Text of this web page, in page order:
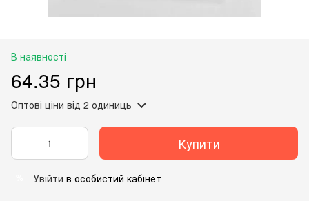
В наявності
64.35 грн
Оптові ціни від 2 одиниць
Купити
Увійти в особистий кабінет